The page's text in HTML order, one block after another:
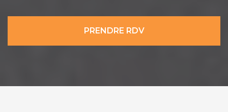
PRENDRE RDV